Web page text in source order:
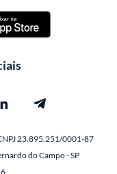
23.895.251/0001-87
do Campo - SP